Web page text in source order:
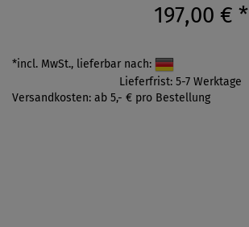
197,00 € *
*incl. MwSt., lieferbar nach:
Lieferfrist: 5-7 Werktage
Versandkosten: ab 5,- € pro Bestellung